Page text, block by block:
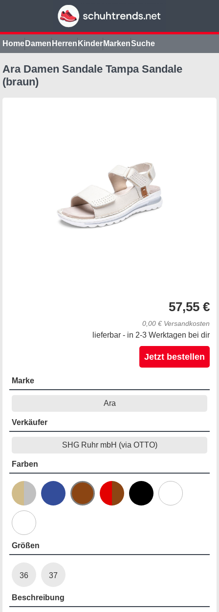
Home Damen Herren Kinder MarkenSuche
Ara Damen Sandale Tampa Sandale
(braun)
57,55 €
0,00 € Versandkosten
lieferbar - in 2-3 Werktagen bei dir
Jetzt bestellen
Marke
Ara
Verkäufer
SHG Ruhr mbH (via OTTO)
Farben
Größen
36 37
Beschreibung